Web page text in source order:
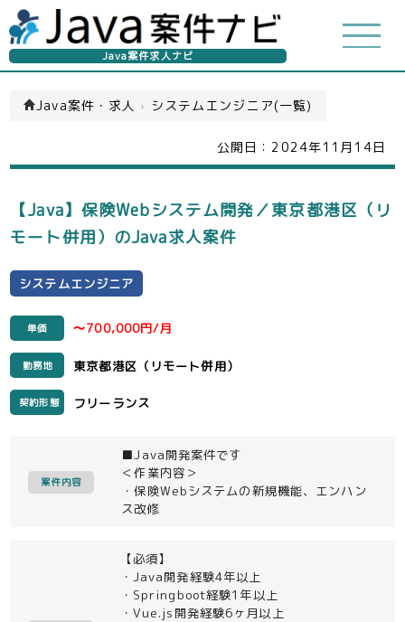
Java案件求人ナビ
Java案件・求人 › システムエンジニア(一覧)
公開日： 2024年11月14日
【Java】保険Webシステム開発／東京都港区（リ
モート併用）のJava求人案件
システムエンジニア
単価 〜700,000円/月
勤務地 東京都港区（リモート併用）
契約形態 フリーランス
案件内容
■Java開発案件です
＜作業内容＞
・保険Webシステムの新規機能、エンハン
ス改修
【必須】
・Java開発経験4年以上
・Springboot経験1年以上
・Vue.js開発経験6ヶ月以上